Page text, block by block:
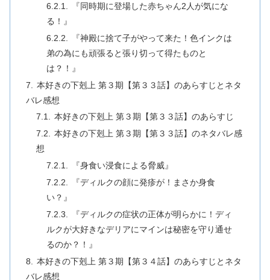
『同時期に登場した赤ちゃん2人が気にな
る！』
『神殿に捨て子がやって来た！色インクは
弟の為にも頑張ると張り切って得たものと
は？！』
本好きの下剋上 第３期【第３３話】のあらすじとネタ
バレ感想
本好きの下剋上 第３期【第３３話】のあらすじ
本好きの下剋上 第３期【第３３話】のネタバレ感
想
『身食い浸食による脅威』
『ディルクの顔に発疹が！まさか身食
い？』
『ディルクの症状の正体が明らかに！ディ
ルクが大好きなデリアにマインは秘密を守り通せ
るのか？！』
本好きの下剋上 第３期【第３４話】のあらすじとネタ
バレ感想